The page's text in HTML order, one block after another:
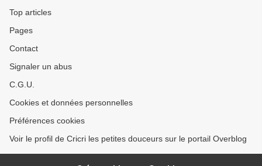
Top articles
Pages
Contact
Signaler un abus
C.G.U.
Cookies et données personnelles
Préférences cookies
Voir le profil de Cricri les petites douceurs sur le portail Overblog